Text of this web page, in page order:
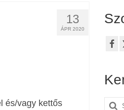
13
ÁPR 2020
és/vagy kettős